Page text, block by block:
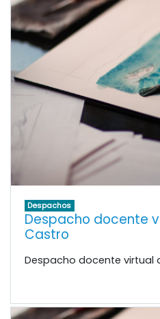
Despachos
Despacho docente
Castro
Despacho docente virtual